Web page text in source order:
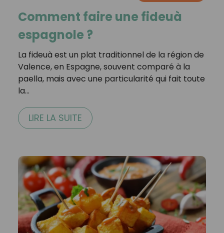
Comment faire une fideuà
espagnole ?
La fideuà est un plat traditionnel de la région de
Valence, en Espagne, souvent comparé à la
paella, mais avec une particularité qui fait toute
la…
LIRE LA SUITE